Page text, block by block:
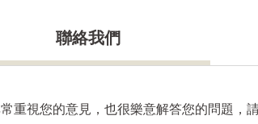
聯絡我們
重視您的意見，也很樂意解答您的問題，